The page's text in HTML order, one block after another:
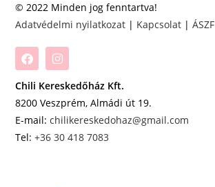
© 2022 Minden jog fenntartva!
Adatvédelmi nyilatkozat | Kapcsolat |ÁSZF
Chili Kereskedőház Kft.
8200 Veszprém, Almádi út 19.
E-mail:chilikereskedohaz@gmail.com
Tel:+36 30 418 7083